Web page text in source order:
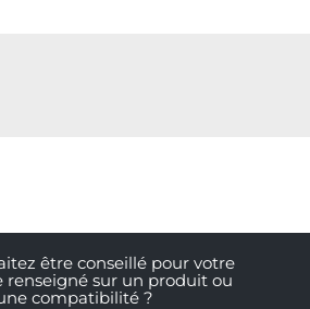
être conseillé pour votre
renseigné sur un produit ou
compatibilité ?